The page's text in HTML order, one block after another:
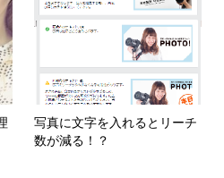
写真に文字を入れるとリーチ
数が減る！？